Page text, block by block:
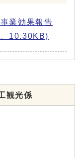
業効果報告
10.30KB)
観光係